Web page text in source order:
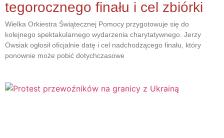
tegorocznego finału i cel zbiórki
Wielka Orkiestra Świątecznej Pomocy przygotowuje się do
kolejnego spektakularnego wydarzenia charytatywnego. Jerzy
Owsiak ogłosił oficjalnie datę i cel nadchodzącego finału, który
ponownie może pobić dotychczasowe